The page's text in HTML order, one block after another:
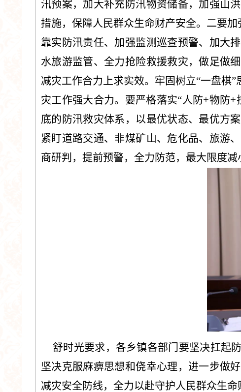
汛预案，加大补充防汛物资储备，加强山
措施，保障人民群众生命财产安全。二要
靠实防汛责任、加强监测巡查预警、加大
水旅游监管、全力抢险救援救灾，做足做
减灾工作合力上求实效。牢固树立“一盘棋
灾工作强大合力。要严格落实“人防+物防
底的防汛救灾体系，以最优状态、最优方
紧盯道路交通、非煤矿山、危化品、旅游
商研判，提前预警，全力防范，最大限度
舒时光要求，各乡镇各部门要坚决扛起
坚决克服麻痹思想和侥幸心理，进一步做
减灾安全防线，全力以赴守护人民群众生命